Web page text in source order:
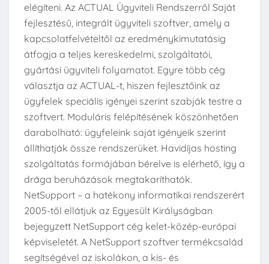
elégíteni. Az ACTUAL Ügyviteli Rendszerről Saját
fejlesztésű, integrált ügyviteli szoftver, amely a
kapcsolatfelvételtől az eredménykimutatásig
átfogja a teljes kereskedelmi, szolgáltatói,
gyártási ügyviteli folyamatot. Egyre több cég
választja az ACTUAL-t, hiszen fejlesztőink az
ügyfelek speciális igényei szerint szabják testre a
szoftvert. Moduláris felépítésének köszönhetően
darabolható: ügyfeleink saját igényeik szerint
állíthatják össze rendszerüket. Havidíjas hosting
szolgáltatás formájában bérelve is elérhető, így a
drága beruházások megtakaríthatók.
NetSupport – a hatékony informatikai rendszerért
2005-től ellátjuk az Egyesült Királyságban
bejegyzett NetSupport cég kelet-közép-európai
képviseletét. A NetSupport szoftver termékcsalád
segítségével az iskolákon, a kis- és